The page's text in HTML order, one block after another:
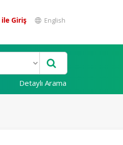
Giriş English
Detaylı Arama